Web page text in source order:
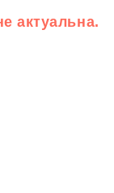
актуальна.